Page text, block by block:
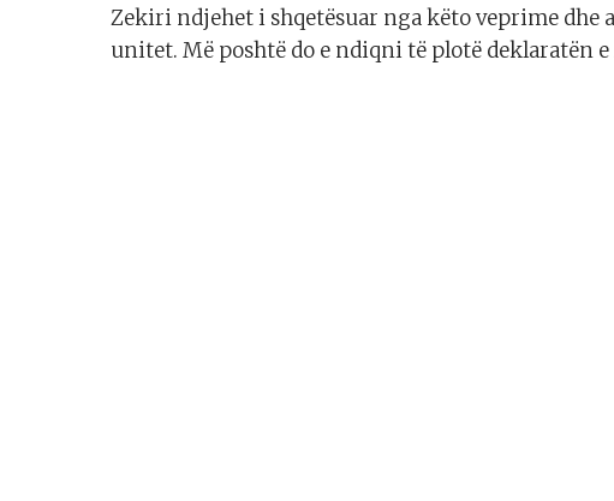
Zekiri ndjehet i shqetësuar nga këto veprime dhe
unitet. Më poshtë do e ndiqni të plotë deklaratën